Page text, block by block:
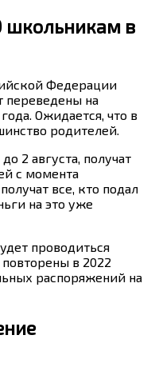
школьникам в
Федерации
переведены на
Ожидается, что в
родителей.
2 августа, получат
с момента
все, кто подал
на это уже
проводиться
в 2022
распоряжений на